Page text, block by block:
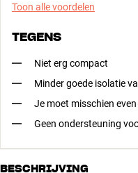
Toon alle voordelen
TEGENS
Niet erg compact
Minder goede isolatie
Je moet misschien
Geen ondersteuning
BESCHRIJVING